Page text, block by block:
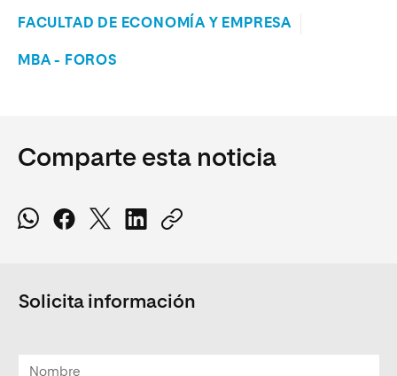
FACULTAD DE ECONOMÍA Y EMPRESA
MBA - FOROS
Comparte esta noticia
Solicita información